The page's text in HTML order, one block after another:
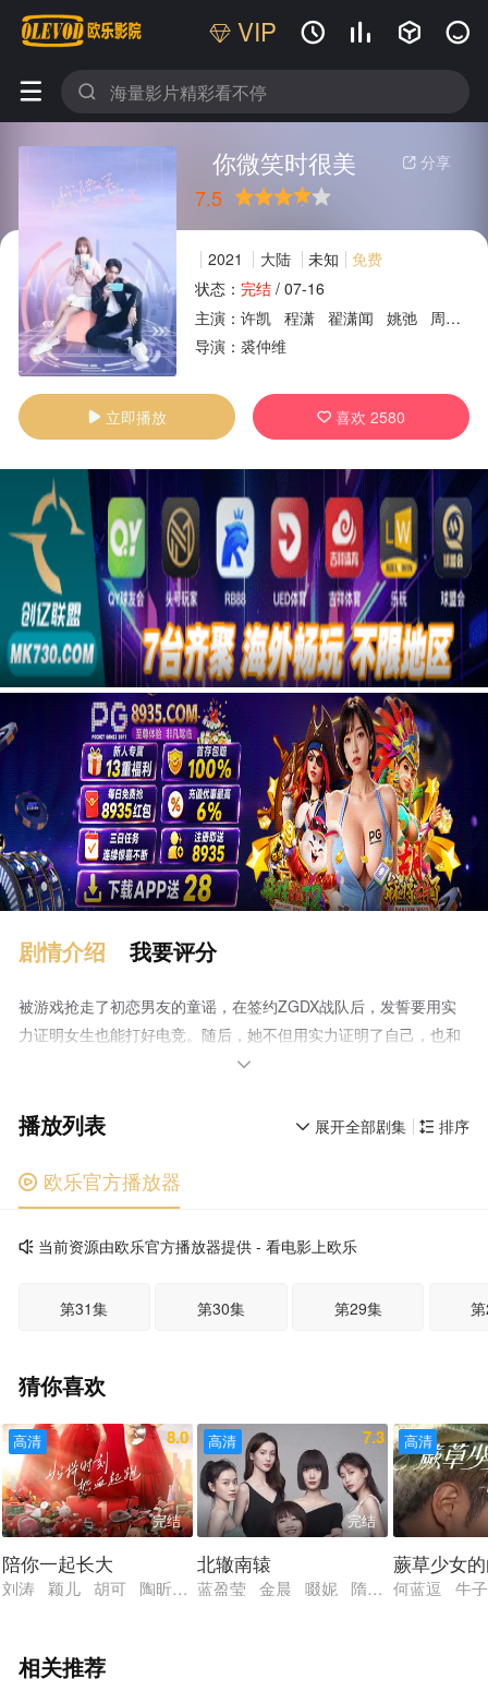
VIP    
 
 分享
你微笑时很美
7.5
很差较差 推荐力荐
2021 大陆 未知
免费
状态： 完结/ 07-16
主演： 许凯 程潇 翟潇闻 姚弛
周翊然
导演： 裘仲维
 立即播放  喜欢2580
广告
剧情介绍 我要评分
被游戏抢走了初恋男友的童谣，在签约ZGDX战队后，发誓要用实
力证明女生也能打好电竞。随后，她不但用实力证明了自己，也和
队长陆思诚萌生了感情。最终，在OPL的全国总决赛中，童谣和陆

 排序
 展开全部剧集
播放列表
 欧乐官方播放器
当前资源由欧乐官方播放器提供 - 看电影上欧乐
第31集 第30集 第29集
猜你喜欢
高清 8.0
完结
陪你一起长大
刘涛 颖儿 胡可 陶昕然 李光洁
高清 7.3
完结
北辙南辕
蓝盈莹 金晨 啜妮 隋源 韩庚 郑业
高清
蕨草少女
何蓝逗 牛
相关推荐